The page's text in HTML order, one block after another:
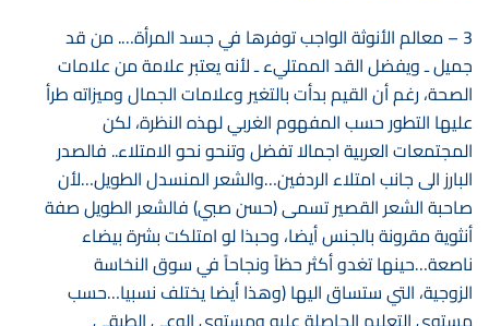
3 – معالم الأنوثة الواجب توفرها في جسد المرأة…. من قد
جميل ـ ويفضل القد الممتليء ـ لأنه يعتبر علامة من علامات
الصحة، رغم أن القيم بدأت بالتغير وعلامات الجمال وميزاته طرأ
عليها التطور حسب المفهوم الغربي لهذه النظرة، لكن
المجتمعات العربية اجمالا تفضل وتنحو نحو الامتلاء.. فالصدر
البارز الى جانب امتلاء الردفين…والشعر المنسدل الطويل…لأن
صاحبة الشعر القصير تسمى (حسن صبي) فالشعر الطويل صفة
أنثوية مقرونة بالجنس أيضا، وحبذا لو امتلكت بشرة بيضاء
ناصعة…حينها تغدو أكثر حظاً ونجاحاً في سوق النخاسة
الزوجية، التي ستساق اليها (وهذا أيضا يختلف نسبيا…حسب